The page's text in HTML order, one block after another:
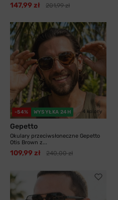
147,99 zł 201,99 zł
-54% WYSYŁKA 24H 4 kolory
Gepetto
Okulary przeciwsłoneczne Gepetto
Otis Brown z...
109,99 zł 240,00 zł